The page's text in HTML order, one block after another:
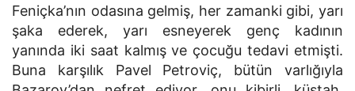
Feniçka’nın odasına gelmiş, her zamanki gibi, yarı
şaka ederek, yarı esneyerek genç kadının
yanında iki saat kalmış ve çocuğu tedavi etmişti.
Buna karşılık Pavel Petroviç, bütün varlığıyla